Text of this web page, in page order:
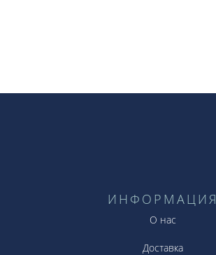
ИНФОРМАЦИЯ
О нас
Доставка